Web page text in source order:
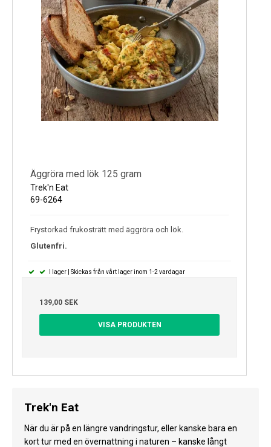
Äggröra med lök 125 gram
Trek'n Eat
69-6264
Frystorkad frukosträtt med äggröra och lök.
Glutenfri.
I lager | Skickas från vårt lager inom 1-2 vardagar
139,00 SEK
VISA PRODUKTEN
Trek'n Eat
När du är på en längre vandringstur, eller kanske bara en
kort tur med en övernattning i naturen – kanske långt